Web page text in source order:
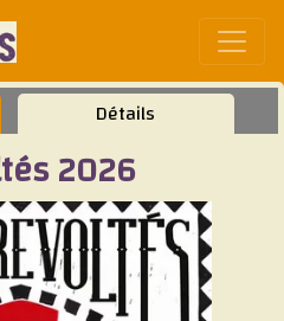
Détails
2026